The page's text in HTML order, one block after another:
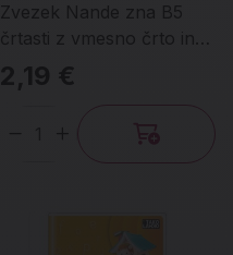
Zvezek Nande zna B5
črtasti z vmesno črto in
bezčrtni obenem
2,19 €
Količina